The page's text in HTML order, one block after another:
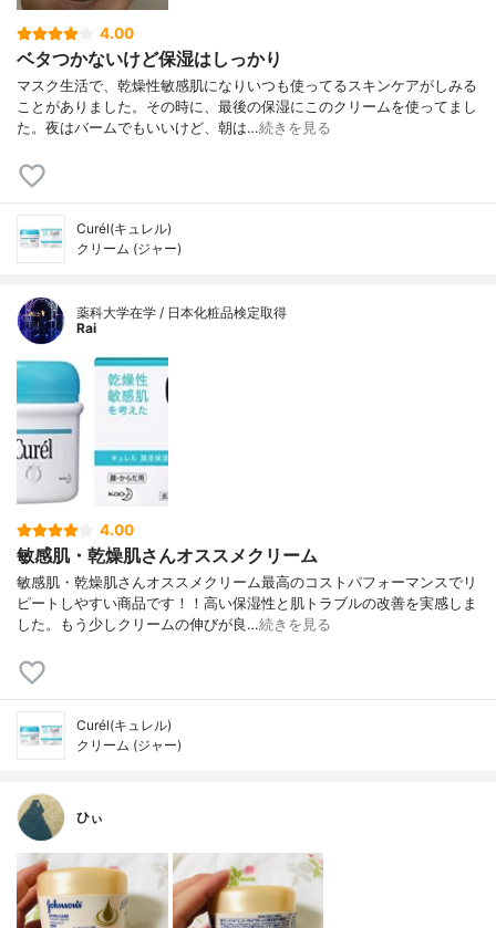
4.00
ベタつかないけど保湿はしっかり
マスク生活で、乾燥性敏感肌になりいつも使ってるスキンケアがしみる
ことがありました。その時に、最後の保湿にこのクリームを使ってまし
た。夜はバームでもいいけど、朝は…続きを見る
Curél(キュレル)
クリーム (ジャー)
薬科大学在学 / 日本化粧品検定取得
Rai
4.00
敏感肌・乾燥肌さんオススメクリーム
敏感肌・乾燥肌さんオススメクリーム最高のコストパフォーマンスでリ
ピートしやすい商品です！！高い保湿性と肌トラブルの改善を実感しま
した。もう少しクリームの伸びが良…続きを見る
Curél(キュレル)
クリーム (ジャー)
ひぃ